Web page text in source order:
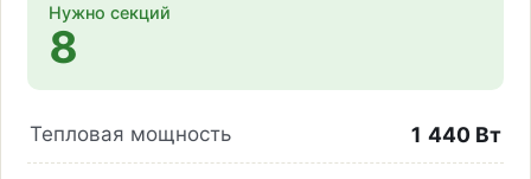
Нужно секций
8
Тепловая мощность 1 440 Вт